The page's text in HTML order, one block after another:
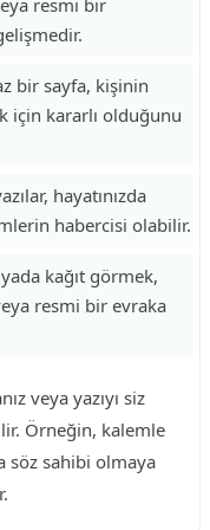
resmi bir
bir sayfa, kişinin
için kararlı olduğunu
hayatınızda
habercisi olabilir.
kağıt görmek,
resmi bir evraka
veya yazıyı siz
Örneğin, kalemle
söz sahibi olmaya